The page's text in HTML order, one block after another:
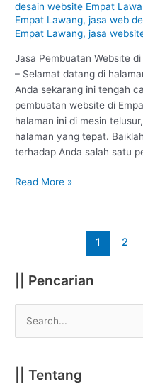
desain website Empat
Empat Lawang,jasa web
Empat Lawang,jasa
Jasa Pembuatan Website
– Selamat datang di
Anda sekarang ini tengah
pembuatan website di
halaman ini di mesin
halaman yang tepat.
terhadap Anda salah satu
Profesional
#1
Read More »
1 2
|| Pencarian
r || Tentang